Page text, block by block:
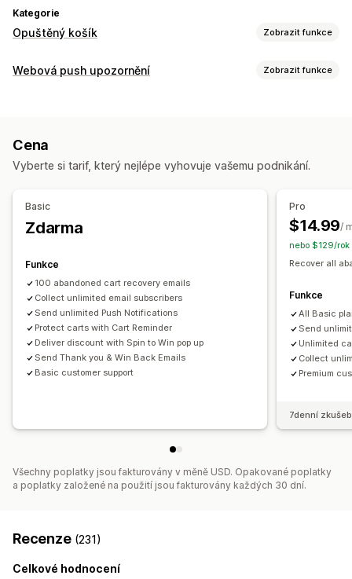
Kategorie
Opuštěný košík Zobrazit funkce
Obnovení košíku
Možnosti zobrazení
Vlastní slevové kódy
Sledování chování
Webová push upozornění Zobrazit funkce
Cena
Vyberte si tarif, který nejlépe vyhovuje vašemu podnikání.
Basic
Zdarma
Funkce
100 abandoned cart recovery emails
Collect unlimited email subscribers
Send unlimited Push Notifications
Protect carts with Cart Reminder
Deliver discount with Spin to Win pop up
Send Thank you & Win Back Emails
Basic customer support
Pro
$14.99/
nebo $129/rok
Recover all
Funkce
All Basic
Send
Unlimited
Collect
Premium
7denní
Všechny poplatky jsou fakturovány v měně USD. Opakované poplatky
a poplatky založené na použití jsou fakturovány každých 30 dní.
Recenze (231)
Celkové hodnocení